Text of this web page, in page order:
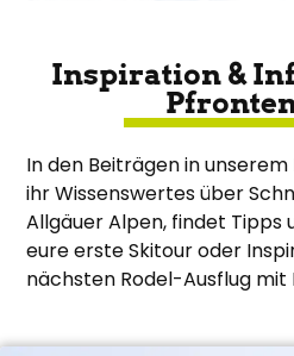
Inspiration &
In den Beiträgen in
ihr Wissenswertes über
Allgäuer Alpen, findet Tipps
eure erste Skitour oder
nächsten Rodel-Ausflug mit